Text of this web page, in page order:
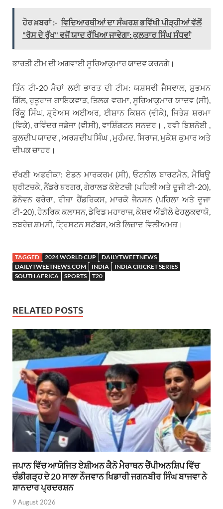
ਹੋਰ ਖ਼ਬਰਾਂ :- ਵਿਦਿਆਰਥੀਆਂ ਦਾ ਸੰਘਰਸ਼ ਭਵਿੱਖੀ ਪੀੜ੍ਹੀਆਂ ਵੱਲੋਂ
"ਰੋਸ ਦੇ ਰੁੱਖ" ਵਜੋਂ ਯਾਦ ਰੱਖਿਆ ਜਾਵੇਗਾ: ਕੁਲਤਾਰ ਸਿੰਘ ਸੰਧਵਾਂ
ਭਾਰਤੀ ਟੀਮ ਦੀ ਅਗਵਾਈ ਸੂਰਿਆਕੁਮਾਰ ਯਾਦਵ ਕਰਨਗੇ।
ਤਿੰਨ ਟੀ-20 ਮੈਚਾਂ ਲਈ ਭਾਰਤ ਦੀ ਟੀਮ: ਯਸ਼ਸਵੀ ਜੈਸਵਾਲ, ਸ਼ੁਭਮਨ
ਗਿੱਲ, ਰੁਤੂਰਾਜ ਗਾਇਕਵਾੜ, ਤਿਲਕ ਵਰਮਾ, ਸੂਰਿਆਕੁਮਾਰ ਯਾਦਵ (ਸੀ),
ਰਿੰਕੂ ਸਿੰਘ, ਸ਼੍ਰੇਅਸ ਅਈਅਰ, ਈਸ਼ਾਨ ਕਿਸ਼ਨ (ਵੀਕੇ), ਜਿਤੇਸ਼ ਸ਼ਰਮਾ
(ਵਿਕੇ), ਰਵਿੰਦਰ ਜਡੇਜਾ (ਵੀਸੀ), ਵਾਸ਼ਿੰਗਟਨ ਸਨਦਰ। , ਰਵੀ ਬਿਸ਼ਨੋਈ ,
ਕੁਲਦੀਪ ਯਾਦਵ , ਅਰਸ਼ਦੀਪ ਸਿੰਘ , ਮੁਹੰਮਦ. ਸਿਰਾਜ, ਮੁਕੇਸ਼ ਕੁਮਾਰ ਅਤੇ
ਦੀਪਕ ਚਾਹਰ।
ਦੱਖਣੀ ਅਫਰੀਕਾ: ਏਡਨ ਮਾਰਕਰਮ (ਸੀ), ਓਟਨੀਲ ਬਾਰਟਮੈਨ, ਮੈਥਿਊ
ਬ੍ਰੀਟਜ਼ਕੇ, ਨੈਂਡਰੇ ਬਰਗਰ, ਗੇਰਾਲਡ ਕੋਏਟਜ਼ੀ (ਪਹਿਲੀ ਅਤੇ ਦੂਜੀ ਟੀ-20),
ਡੋਨੋਵਨ ਫਰੇਰਾ, ਰੀਜ਼ਾ ਹੈਂਡਰਿਕਸ, ਮਾਰਕੋ ਜੈਨਸਨ (ਪਹਿਲਾ ਅਤੇ ਦੂਜਾ
ਟੀ-20), ਹੇਨਰਿਕ ਕਲਾਸਨ, ਡੇਵਿਡ ਮਹਾਰਾਜ, ਕੇਸ਼ਵ ਐਂਡੀਲੇ ਫੇਹਲੁਕਵਾਯੋ,
ਤਬਰੇਜ਼ ਸ਼ਮਸੀ, ਟ੍ਰਿਸਟਨ ਸਟੱਬਸ, ਅਤੇ ਲਿਜ਼ਾਦ ਵਿਲੀਅਮਜ਼।
TAGGED 2024 WORLD CUP
DAILYTWEETNEWS
DAILYTWEETNEWS.COM
INDIA
INDIA CRICKET SERIES
SOUTH AFRICA
SPORTS T20
RELATED POSTS
ਜਪਾਨ ਵਿੱਚ ਆਯੋਜਿਤ ਏਸ਼ੀਅਨ ਕੈਨੋ ਮੈਰਾਥਨ ਚੈਂਪੀਅਨਸ਼ਿਪ ਵਿੱਚ
ਚੰਡੀਗੜ੍ਹ ਦੇ 20 ਸਾਲਾ ਨੌਜਵਾਨ ਖਿਡਾਰੀ ਜਗਨਬੀਰ ਸਿੰਘ ਬਾਜਵਾ ਨੇ
ਸ਼ਾਨਦਾਰ ਪ੍ਰਦਰਸ਼ਨ
9 August 2026